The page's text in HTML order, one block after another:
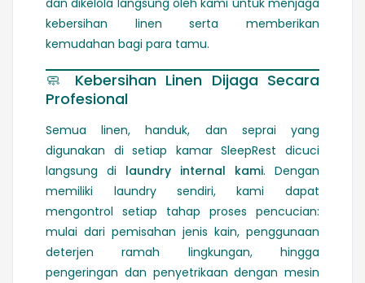
kebersihan linen serta memberikan
kemudahan bagi para tamu.
🧼 Kebersihan Linen Dijaga Secara
Profesional
Semua linen, handuk, dan seprai yang
digunakan di setiap kamar SleepRest dicuci
langsung di laundry internal kami. Dengan
memiliki laundry sendiri, kami dapat
mengontrol setiap tahap proses pencucian:
mulai dari pemisahan jenis kain, penggunaan
deterjen ramah lingkungan, hingga
pengeringan dan penyetrikaan dengan mesin